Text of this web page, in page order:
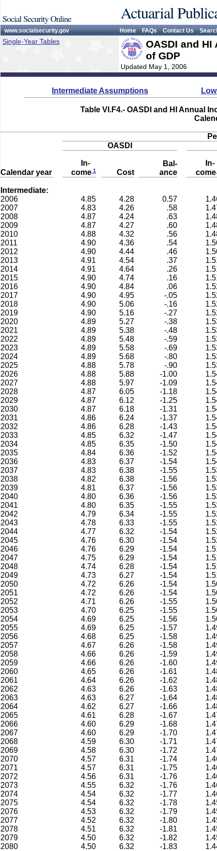
Social Security Online Actuarial
www.socialsecurity.gov Home FAQs Contact Us
Single-Year Tables
OASDI and
of GDP
Updated May 1, 2006
Intermediate Assumptions
Table VI.F4.- OASDI and HI Annual
OASDI
Calendar year
In-
come 1 Cost
Bal-
ance
come
Intermediate:
2006
4.85 4.28 0.57
2007
4.83 4.26 .58
2008
4.87 4.24 .63
2009
4.87 4.27 .60
2010
4.88 4.32 .56
2011
4.90 4.36 .54
2012
4.90 4.44 .46
2013
4.91 4.54 .37
2014
4.91 4.64 .26
2015
4.90 4.74 .16
2016
4.90 4.84 .06
2017
4.90 4.95 -.05
2018
4.90 5.06 -.16
2019
4.90 5.16 -.27
2020
4.89 5.27 -.38
2021
4.89 5.38 -.48
2022
4.89 5.48 -.59
2023
4.89 5.58 -.69
2024
4.89 5.68 -.80
2025
4.88 5.78 -.90
2026
4.88 5.88 -1.00
2027
4.88 5.97 -1.09
2028
4.87 6.05 -1.18
2029
4.87 6.12 -1.25
2030
4.87 6.18 -1.31
2031
4.86 6.24 -1.37
2032
4.86 6.28 -1.43
2033
4.85 6.32 -1.47
2034
4.85 6.35 -1.50
2035
4.84 6.36 -1.52
2036
4.83 6.37 -1.54
2037
4.83 6.38 -1.55
2038
4.82 6.38 -1.56
2039
4.81 6.37 -1.56
2040
4.80 6.36 -1.56
2041
4.80 6.35 -1.55
2042
4.79 6.34 -1.55
2043
4.78 6.33 -1.55
2044
4.77 6.32 -1.54
2045
4.76 6.30 -1.54
2046
4.76 6.29 -1.54
2047
4.75 6.29 -1.54
2048
4.74 6.28 -1.54
2049
4.73 6.27 -1.54
2050
4.72 6.26 -1.54
2051
4.72 6.26 -1.54
2052
4.71 6.26 -1.55
2053
4.70 6.25 -1.55
2054
4.69 6.25 -1.56
2055
4.69 6.25 -1.57
2056
4.68 6.25 -1.58
2057
4.67 6.26 -1.58
2058
4.66 6.26 -1.59
2059
4.66 6.26 -1.60
2060
4.65 6.26 -1.61
2061
4.64 6.26 -1.62
2062
4.63 6.26 -1.63
2063
4.63 6.27 -1.64
2064
4.62 6.27 -1.66
2065
4.61 6.28 -1.67
2066
4.60 6.29 -1.68
2067
4.60 6.29 -1.70
2068
4.59 6.30 -1.71
2069
4.58 6.30 -1.72
2070
4.57 6.31 -1.74
2071
4.57 6.31 -1.75
2072
4.56 6.31 -1.76
2073
4.55 6.32 -1.76
2074
4.54 6.32 -1.77
2075
4.54 6.32 -1.78
2076
4.53 6.32 -1.79
2077
4.52 6.32 -1.80
2078
4.51 6.32 -1.81
2079
4.50 6.32 -1.82
2080
4.50 6.32 -1.83